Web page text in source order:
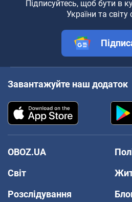
Підписуйтесь, щоб бути в
України та світу
Завантажуйте наш додаток
OBOZ.UA
Світ
Розслідування